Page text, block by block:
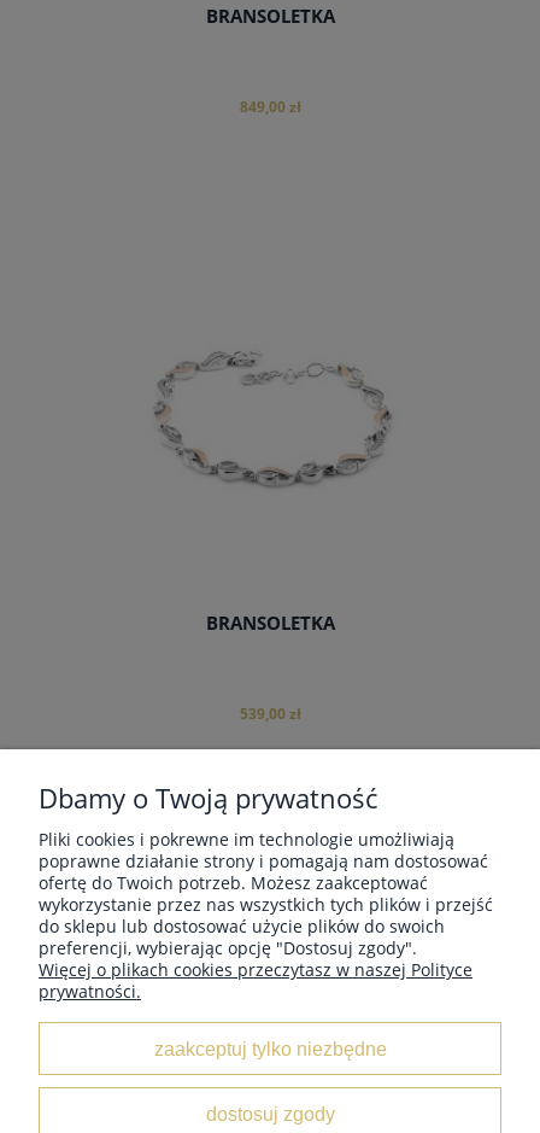
BRANSOLETKA
849,00 zł
BRANSOLETKA
539,00 zł
do koszyka
MOJE KONTO
PŁATNOŚCI I DOSTAWA
POMOC
Dbamy o Twoją prywatność
Pliki cookies i pokrewne im technologie umożliwiają
poprawne działanie strony i pomagają nam dostosować
ofertę do Twoich potrzeb. Możesz zaakceptować
wykorzystanie przez nas wszystkich tych plików i przejść
do sklepu lub dostosować użycie plików do swoich
preferencji, wybierając opcję "Dostosuj zgody".
Więcej o plikach cookies przeczytasz w naszej Polityce
prywatności.
zaakceptuj tylko niezbędne
dostosuj zgody